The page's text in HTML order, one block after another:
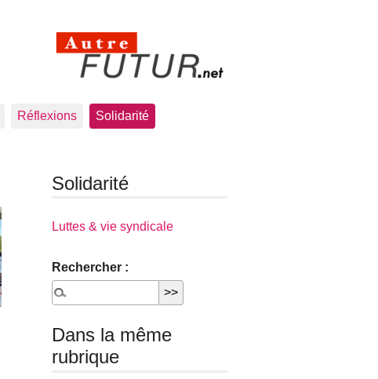
Réflexions Solidarité
Solidarité
Luttes & vie syndicale
Rechercher :
Dans la même
rubrique